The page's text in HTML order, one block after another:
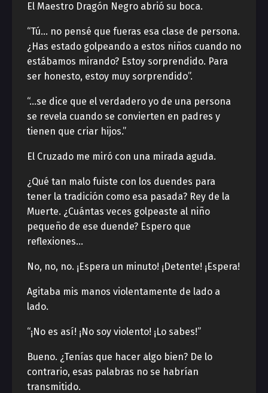
El Maestro Dragón Negro abrió su boca.
“Tú… no pensé que fueras esa clase de persona.
¿Has estado golpeando a estos niños cuando no
estábamos mirando? Estoy sorprendido. Para
ser honesto, estoy muy sorprendido”.
“…se dice que el verdadero yo de una persona
se revela cuando se convierten en padres y
tienen que criar hijos.”
El Cruzado me miró con una mirada aguda.
¿Qué tan malo fuiste con los duendes para
tener la tradición como esa pasada? Rey de la
Muerte. ¿Cuántas veces golpeaste al niño
pequeño de ese duende? Espero que
reflexiones…
No, no, no. ¡Espera un minuto! ¡Detente! ¡Espera!
Agitaba mis manos violentamente de lado a
lado.
“¡No es así! ¡No soy violento! ¡Lo sabes!”
Bueno. ¿Tenías que hacer algo bien? De lo
contrario, esas palabras no se habrían
transmitido.